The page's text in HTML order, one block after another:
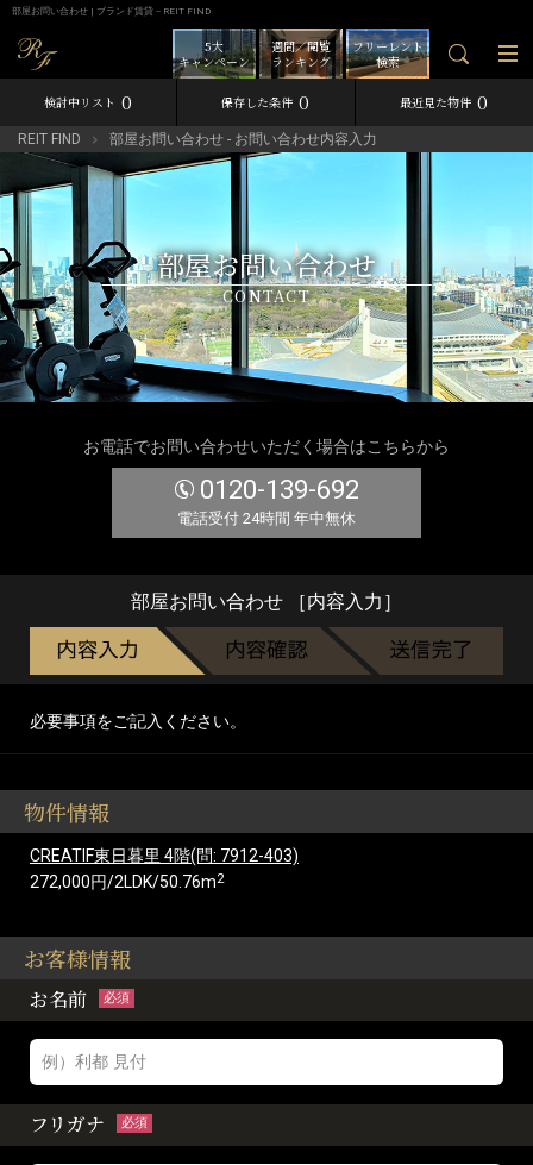
部屋お問い合わせ | ブランド賃貸－REIT FIND
フリーレント
検索
週間／閲覧
ランキング
5大
キャンペーン
検討中リスト 0 保存した条件 0 最近見た物件 0
REIT FIND 部屋お問い合わせ - お問い合わせ内容入力
部屋お問い合わせ
CONTACT
お電話でお問い合わせいただく場合はこちらから
0120-139-692
電話受付 24時間 年中無休
部屋お問い合わせ ［内容入力］
必要事項をご記入ください。
物件情報
CREATIF東日暮里 4階(問: 7912-403)
272,000円/2LDK/50.76m2
お客様情報
お名前 必須
フリガナ 必須